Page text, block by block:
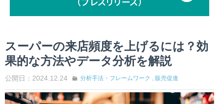
スーパーの来店頻度を上げるには？効
果的な方法やデータ分析を解説
公開日：2024.12.24 分析手法・フレームワーク , 販売促進